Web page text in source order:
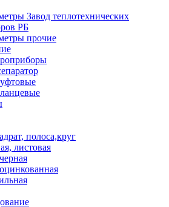
Завод теплотехнических
РБ
прочие
полоса,круг
листовая